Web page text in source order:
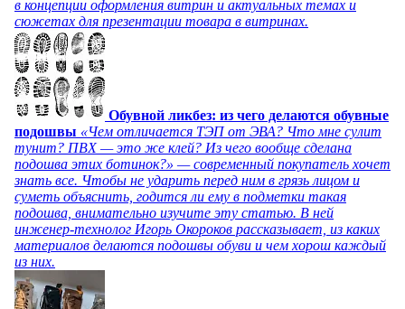
в концепции оформления витрин и актуальных темах и
сюжетах для презентации товара в витринах.
Обувной ликбез: из чего делаются обувные
подошвы «Чем отличается ТЭП от ЭВА? Что мне сулит
тунит? ПВХ — это же клей? Из чего вообще сделана
подошва этих ботинок?» — современный покупатель хочет
знать все. Чтобы не ударить перед ним в грязь лицом и
суметь объяснить, годится ли ему в подметки такая
подошва, внимательно изучите эту статью. В ней
инженер-технолог Игорь Окороков рассказывает, из каких
материалов делаются подошвы обуви и чем хорош каждый
из них.